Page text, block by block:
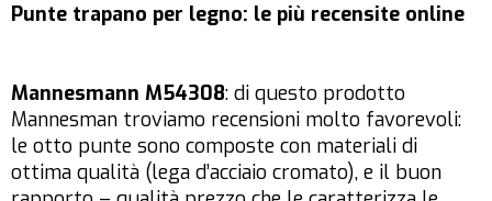
Punte trapano per legno: le più recensite online
Mannesmann M54308: di questo prodotto
Mannesman troviamo recensioni molto favorevoli:
le otto punte sono composte con materiali di
ottima qualità (lega d’acciaio cromato), e il buon